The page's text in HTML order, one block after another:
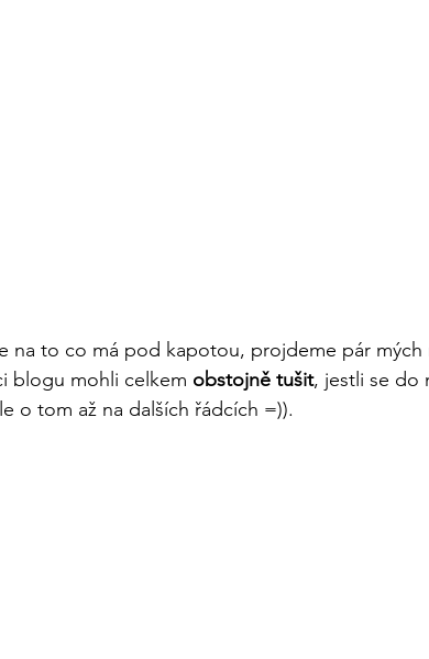
na to co má pod kapotou, projdeme pár
blogu mohli celkem obstojně tušit, jestli se do
o tom až na dalších řádcích =)).